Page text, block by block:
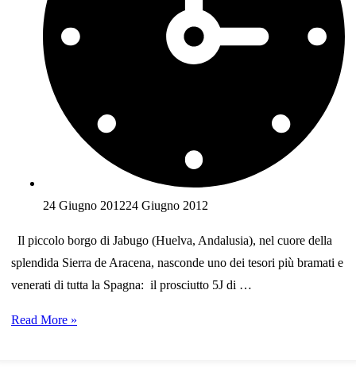
24 Giugno 201224 Giugno 2012
Il piccolo borgo di Jabugo (Huelva, Andalusia), nel cuore della
splendida Sierra de Aracena, nasconde uno dei tesori più bramati e
venerati di tutta la Spagna: il prosciutto 5J di …
Il
Read More »